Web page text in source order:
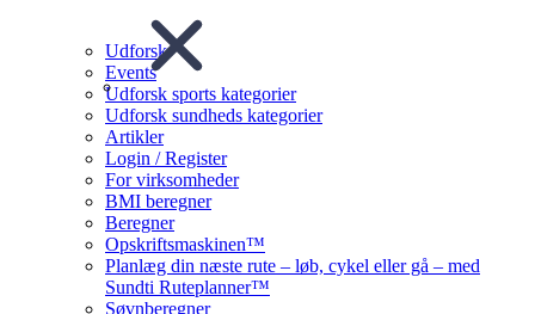
Udforsk
Events
Udforsk sports kategorier
Udforsk sundheds kategorier
Artikler
Login / Register
For virksomheder
BMI beregner
Beregner
Opskriftsmaskinen™
Planlæg din næste rute – løb, cykel eller gå – med
Sundti Ruteplanner™
Søvnberegner